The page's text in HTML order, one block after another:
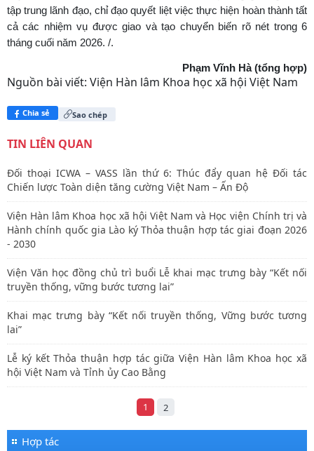
tập trung lãnh đạo, chỉ đạo quyết liệt việc thực hiện hoàn thành tất
cả các nhiệm vụ được giao và tạo chuyển biến rõ nét trong 6
tháng cuối năm 2026. /.
Phạm Vĩnh Hà (tổng hợp)
Nguồn bài viết: Viện Hàn lâm Khoa học xã hội Việt Nam
Chia sẻ Sao chép
TIN LIÊN QUAN
Đối thoại ICWA – VASS lần thứ 6: Thúc đẩy quan hệ Đối tác
Chiến lược Toàn diện tăng cường Việt Nam – Ấn Độ
Viện Hàn lâm Khoa học xã hội Việt Nam và Học viện Chính trị và
Hành chính quốc gia Lào ký Thỏa thuận hợp tác giai đoạn 2026
- 2030
Viện Văn học đồng chủ trì buổi Lễ khai mạc trưng bày “Kết nối
truyền thống, vững bước tương lai”
Khai mạc trưng bày “Kết nối truyền thống, Vững bước tương
lai”
Lễ ký kết Thỏa thuận hợp tác giữa Viện Hàn lâm Khoa học xã
hội Việt Nam và Tỉnh ủy Cao Bằng
1 2
Hợp tác